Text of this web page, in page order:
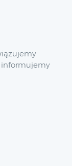
informujemy